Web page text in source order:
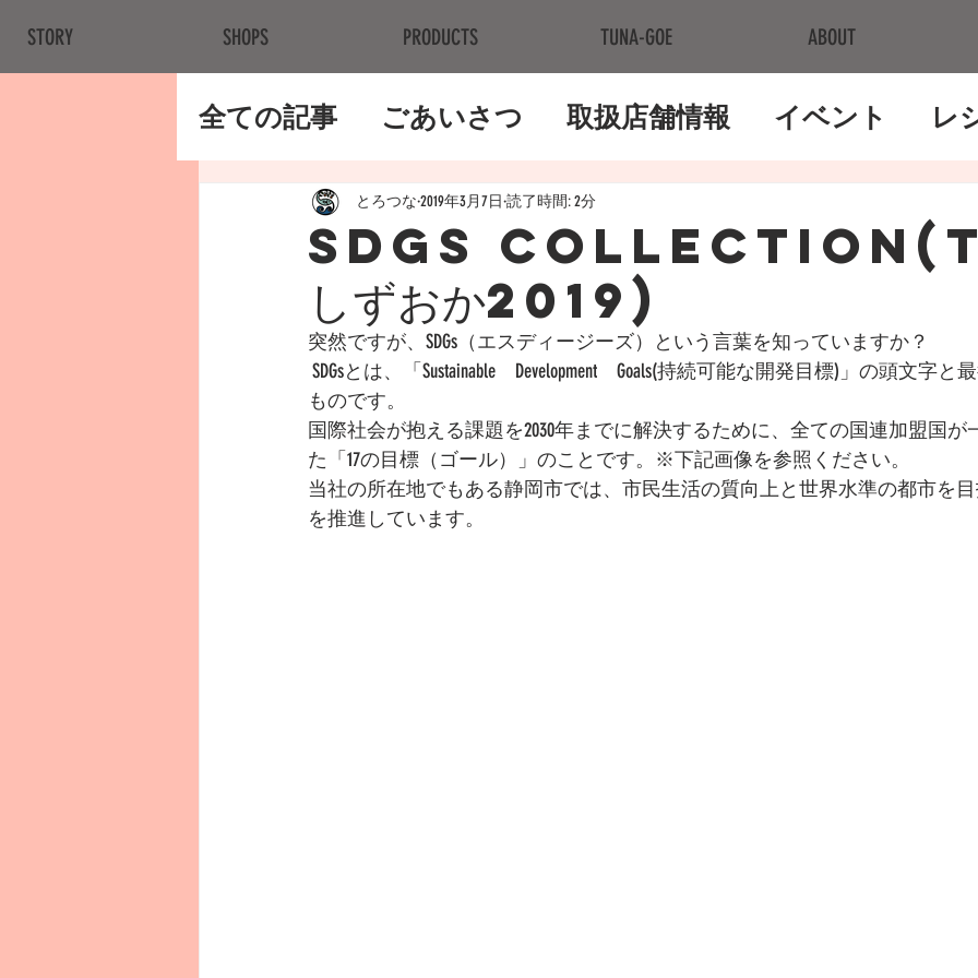
STORY SHOPS PRODUCTS TUNA-GOE ABOUT
全ての記事 ごあいさつ 取扱店舗情報 イベント レ
メディア
SDGs
しずおか2019)
とろつな 2019年3月7日 読了時間: 2分
突然ですが、SDGs（エスディージーズ）という言葉を知っていますか？
ものです。
国際社会が抱える課題を2030年までに解決するために、全ての国連加盟国が
た「17の目標（ゴール）」のことです。※下記画像を参照ください。
当社の所在地でもある静岡市では、市民生活の質向上と世界水準の都市を目
を推進しています。